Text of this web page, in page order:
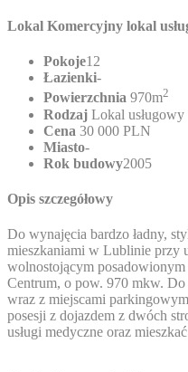
Lokal Komercyjny lokal
Pokoje12
Łazienki-
Powierzchnia 970m2
Rodzaj Lokal usługowy
Cena 30 000 PLN
Miasto-
Rok budowy2005
Opis szczegółowy
Do wynajęcia bardzo ładny,
mieszkaniami w Lublinie przy
wolnostojącym
Centrum, o pow. 970 mkw. Do
wraz z miejscami
posesji z dojazdem z dwóch
usługi medyczne oraz